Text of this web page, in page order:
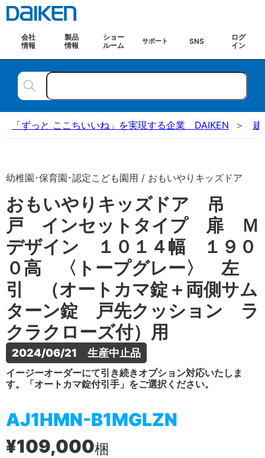
会社
情報
製品
情報
ショー
ルーム
サポート SNS
ログ
イン
「ずっと ここちいいね」を実現する企業 DAIKEN 建
幼稚園･保育園･認定こども園用 / おもいやりキッズドア
おもいやりキッズドア 吊
戸 インセットタイプ 扉 Ｍ
デザイン １０１４幅 １９０
０高 〈トープグレー〉 左
引 （オートカマ錠＋両側サム
ターン錠 戸先クッション ラ
クラクローズ付）用
2024/06/21　生産中止品
イージーオーダーにて引き続きオプション対応いたしま
す。「オートカマ錠付引手」をご選択ください。
AJ1HMN-B1MGLZN
¥109,000梱